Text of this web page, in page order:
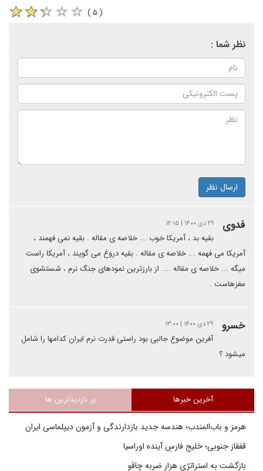
( ۵ )
نظر شما :
ارسال نظر
فدوی ۲۹ دی ۱۴۰۰ | ۱۲:۱۵
بقیه بد ، آمریکا خوب ... خلاصه ی مقاله . بقیه نمی فهمند ،
آمریکا می فهمه ... خلاصه ی مقاله . بقیه دروغ می گویند ، آمریکا راست
میگه ... خلاصه ی مقاله .... از بارزترین نمودهای جنگ نرم ، شستشوی
مغزهاست .
خسرو ۲۹ دی ۱۴۰۰ | ۱۳:۰۰
آفرین موضوع جالبی بود راستی قدرت نرم ایران کدامها را شامل
میشود ؟
آخرین خبرها پر بازدیدترین ها
هرمز و باب‌المندب؛ هندسه جدید بازدارندگی و آزمون دیپلماسی ایران
قفقاز جنوبی؛ خلیج فارسِ آینده اوراسیا
بازگشت به استراتژی هزار ضربه چاقو